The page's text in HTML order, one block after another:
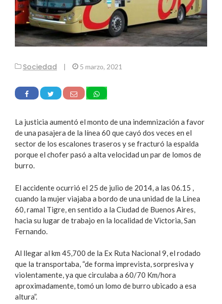
Sociedad | 5 marzo, 2021
La justicia aumentó el monto de una indemnización a favor
de una pasajera de la línea 60 que cayó dos veces en el
sector de los escalones traseros y se fracturó la espalda
porque el chofer pasó a alta velocidad un par de lomos de
burro.
El accidente ocurrió el 25 de julio de 2014, a las 06.15 ,
cuando la mujer viajaba a bordo de una unidad de la Línea
60, ramal Tigre, en sentido a la Ciudad de Buenos Aires,
hacia su lugar de trabajo en la localidad de Victoria, San
Fernando.
Al llegar al km 45,700 de la Ex Ruta Nacional 9, el rodado
que la transportaba, “de forma imprevista, sorpresiva y
violentamente, ya que circulaba a 60/70 Km/hora
aproximadamente, tomó un lomo de burro ubicado a esa
altura”.